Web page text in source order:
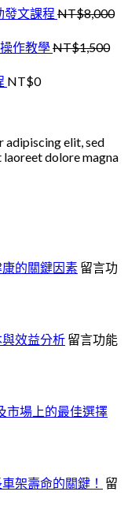
發文課程 NT$8,000
作教學NT$1,500
NT$0
adipiscing elit, sed
dolore magna
的關鍵因素 在
血
症
保
持
留言功
效益分析 在
業
效
留言功能
市場上的最佳選擇
架壽命的關鍵！ 在
留